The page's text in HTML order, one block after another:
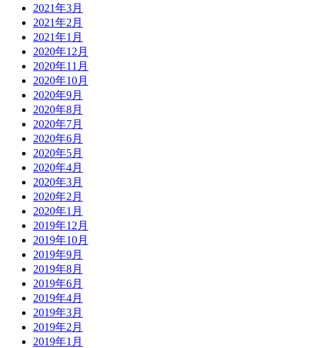
2021年3月
2021年2月
2021年1月
2020年12月
2020年11月
2020年10月
2020年9月
2020年8月
2020年7月
2020年6月
2020年5月
2020年4月
2020年3月
2020年2月
2020年1月
2019年12月
2019年10月
2019年9月
2019年8月
2019年6月
2019年4月
2019年3月
2019年2月
2019年1月